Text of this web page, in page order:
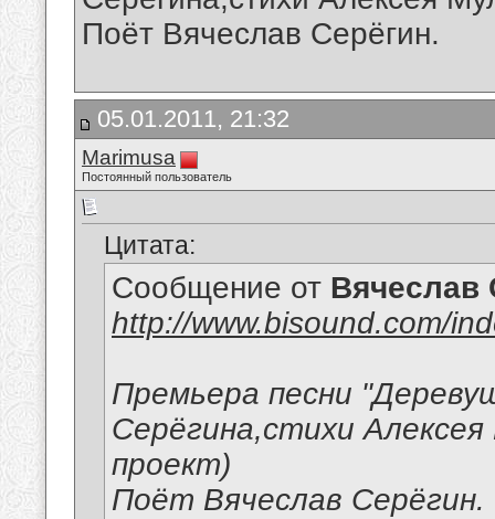
Поёт Вячеслав Серёгин.
05.01.2011, 21:32
Marimusa
Постоянный пользователь
Цитата:
Сообщение от Вячеслав
http://www.bisound.com/
Премьера песни
Серёгина,стихи
проект)
Поёт Вячеслав Серёгин.